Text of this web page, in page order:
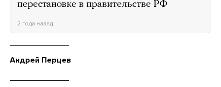
перестановке в правительстве РФ
2 года назад
Андрей Перцев